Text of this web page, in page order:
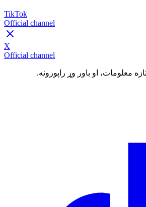
TikTok
Official channel
X
Official channel
معلومات، او باور وړ راپورونه.